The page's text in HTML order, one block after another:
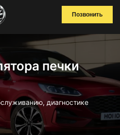
Позвонить
печки
диагностике